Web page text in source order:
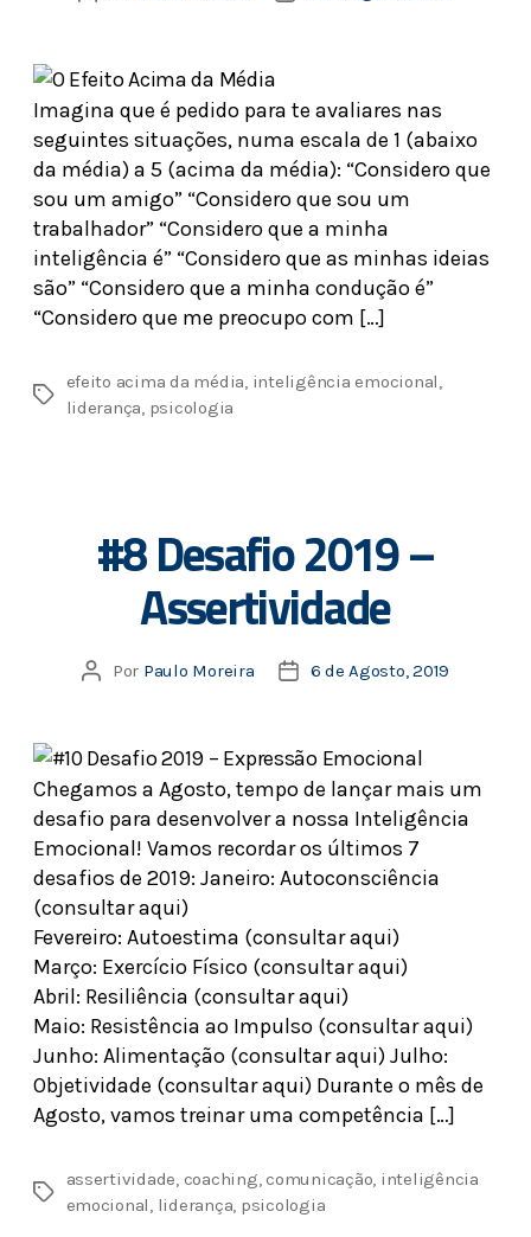
Imagina que é pedido para te avaliares nas
seguintes situações, numa escala de 1 (abaixo
da média) a 5 (acima da média): “Considero que
sou um amigo” “Considero que sou um
trabalhador” “Considero que a minha
inteligência é” “Considero que as minhas ideias
são” “Considero que a minha condução é”
“Considero que me preocupo com […]
efeito acima da média, inteligência emocional,
liderança, psicologia
#8 Desafio 2019 –
Assertividade
Por Paulo Moreira 6 de Agosto, 2019
Chegamos a Agosto, tempo de lançar mais um
desafio para desenvolver a nossa Inteligência
Emocional! Vamos recordar os últimos 7
desafios de 2019: Janeiro: Autoconsciência
(consultar aqui)
Fevereiro: Autoestima (consultar aqui)
Março: Exercício Físico (consultar aqui)
Abril: Resiliência (consultar aqui)
Maio: Resistência ao Impulso (consultar aqui)
Junho: Alimentação (consultar aqui) Julho:
Objetividade (consultar aqui) Durante o mês de
Agosto, vamos treinar uma competência […]
assertividade, coaching,comunicação, inteligência
emocional, liderança, psicologia